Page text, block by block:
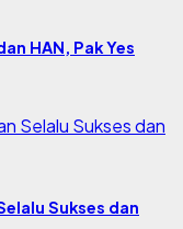
HAN, Pak Yes
Sukses dan